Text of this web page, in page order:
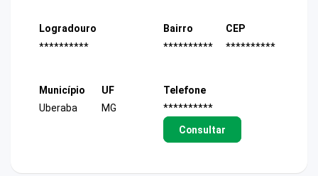
Logradouro
**********
Bairro
**********
CEP
**********
Município
Uberaba
UF
MG
Telefone
**********
Consultar